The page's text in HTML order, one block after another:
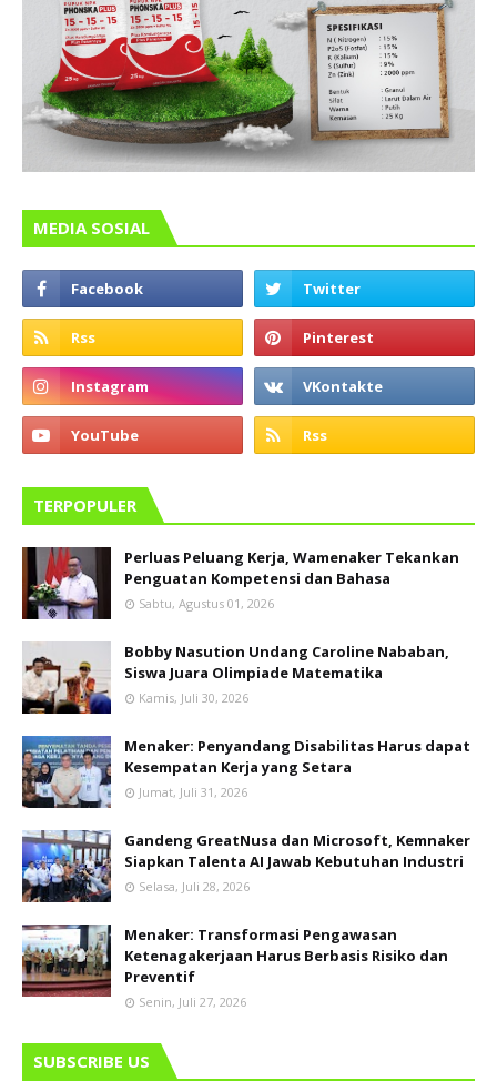
MEDIA SOSIAL
TERPOPULER
Perluas Peluang Kerja, Wamenaker Tekankan
Penguatan Kompetensi dan Bahasa
Sabtu, Agustus 01, 2026
Bobby Nasution Undang Caroline Nababan,
Siswa Juara Olimpiade Matematika
Kamis, Juli 30, 2026
Menaker: Penyandang Disabilitas Harus dapat
Kesempatan Kerja yang Setara
Jumat, Juli 31, 2026
Gandeng GreatNusa dan Microsoft, Kemnaker
Siapkan Talenta AI Jawab Kebutuhan Industri
Selasa, Juli 28, 2026
Menaker: Transformasi Pengawasan
Ketenagakerjaan Harus Berbasis Risiko dan
Preventif
Senin, Juli 27, 2026
SUBSCRIBE US